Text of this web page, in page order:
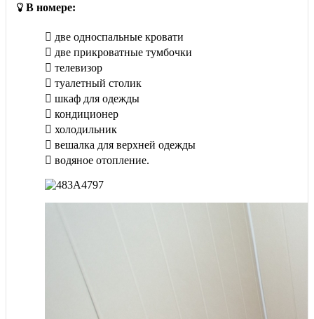
В номере:
две односпальные кровати
две прикроватные тумбочки
телевизор
туалетный столик
шкаф для одежды
кондиционер
холодильник
вешалка для верхней одежды
водяное отопление.